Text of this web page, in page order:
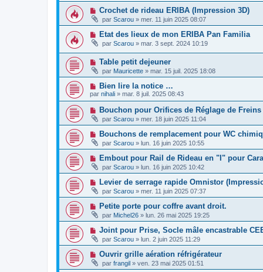
Crochet de rideau ERIBA (Impression 3D)
par Scarou » mer. 11 juin 2025 08:07
Etat des lieux de mon ERIBA Pan Familia
par Scarou » mar. 3 sept. 2024 10:19
Table petit dejeuner
par Mauricette » mar. 15 juil. 2025 18:08
Bien lire la notice …
par nihali » mar. 8 juil. 2025 08:43
Bouchon pour Orifices de Réglage de
par Scarou » mer. 18 juin 2025 11:04
Bouchons de remplacement pour WC
par Scarou » lun. 16 juin 2025 10:55
Embout pour Rail de Rideau en "I" pour
par Scarou » lun. 16 juin 2025 10:42
Levier de serrage rapide Omnistor
par Scarou » mer. 11 juin 2025 07:37
Petite porte pour coffre avant droit.
par Michel26 » lun. 26 mai 2025 19:25
Joint pour Prise, Socle mâle encastrable
par Scarou » lun. 2 juin 2025 11:29
Ouvrir grille aération réfrigérateur
par frangil » ven. 23 mai 2025 01:51